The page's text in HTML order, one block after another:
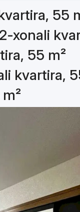
55
xonali
55 m²
kvartira,